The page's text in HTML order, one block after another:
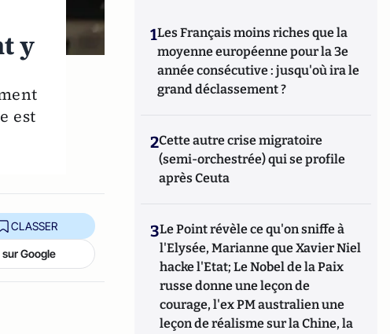
y
est
CLASSER
Google
1Les Français moins riches que la
moyenne européenne pour la 3e
année consécutive : jusqu'où ira le
grand déclassement ?
2Cette autre crise migratoire
(semi-orchestrée) qui se profile
après Ceuta
3Le Point révèle ce qu'on sniffe à
l'Elysée, Marianne que Xavier Niel
hacke l'Etat; Le Nobel de la Paix
russe donne une leçon de
courage, l'ex PM australien une
leçon de réalisme sur la Chine, la